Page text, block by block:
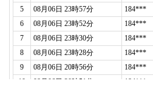
2025年03月08日
お雛様を買ってもらったお
子折りをと思ったら可愛いの
父が嬉しそうにテレビ電話で
娘の名前入りで
オリジナル